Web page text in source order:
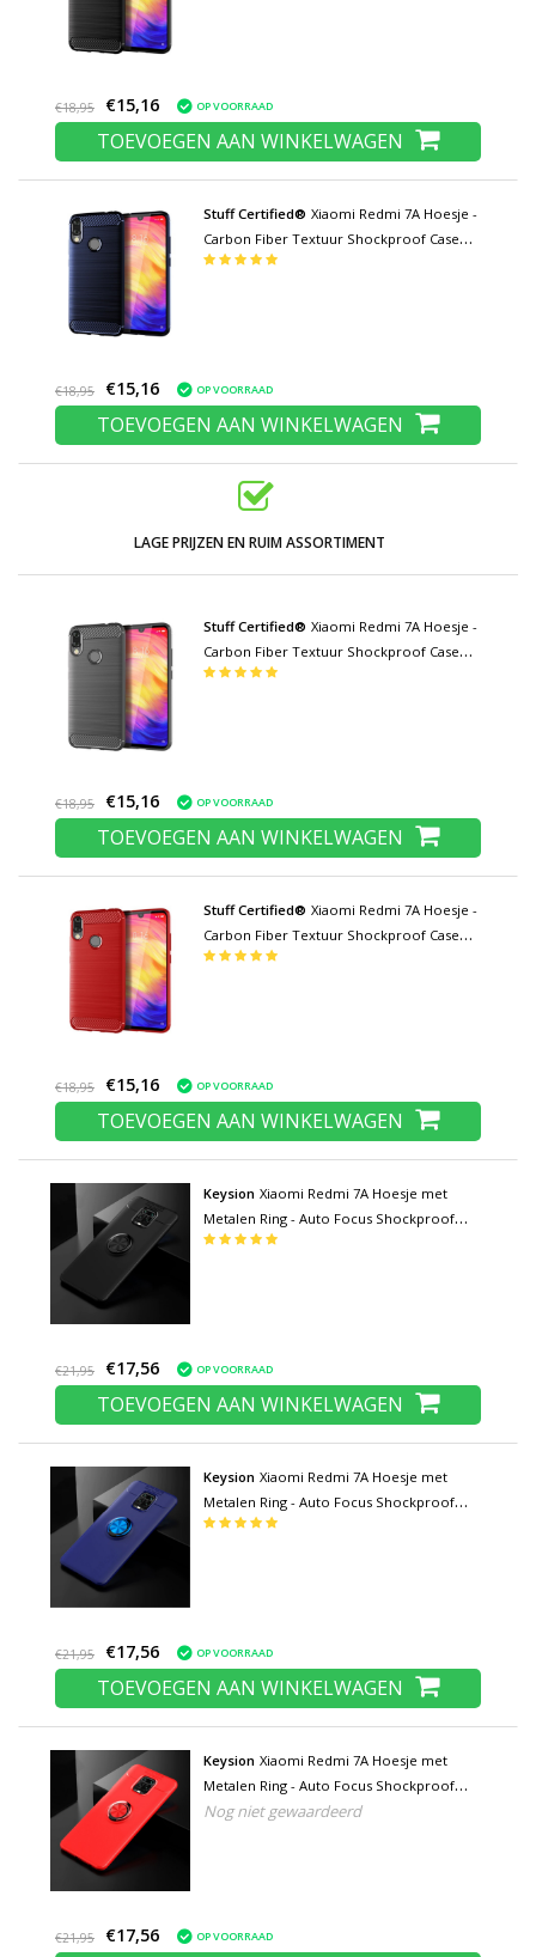
€18,95 €15,16 OP VOORRAAD
TOEVOEGEN AAN WINKELWAGEN
Stuff Certified® Xiaomi Redmi 7A Hoesje -
Carbon Fiber Textuur Shockproof Case
TPU Cover Blauw
€18,95 €15,16 OP VOORRAAD
TOEVOEGEN AAN WINKELWAGEN
LAGE PRIJZEN EN RUIM ASSORTIMENT
Stuff Certified® Xiaomi Redmi 7A Hoesje -
Carbon Fiber Textuur Shockproof Case
TPU Cover Grijs
€18,95 €15,16 OP VOORRAAD
TOEVOEGEN AAN WINKELWAGEN
Stuff Certified® Xiaomi Redmi 7A Hoesje -
Carbon Fiber Textuur Shockproof Case
TPU Cover Rood
€18,95 €15,16 OP VOORRAAD
TOEVOEGEN AAN WINKELWAGEN
Keysion Xiaomi Redmi 7A Hoesje met
Metalen Ring - Auto Focus Shockproof
Case Cover Cas TPU Zwart + Kickstand
€21,95 €17,56 OP VOORRAAD
TOEVOEGEN AAN WINKELWAGEN
Keysion Xiaomi Redmi 7A Hoesje met
Metalen Ring - Auto Focus Shockproof
Case Cover Cas TPU Blauw + Kickstand
€21,95 €17,56 OP VOORRAAD
TOEVOEGEN AAN WINKELWAGEN
Keysion Xiaomi Redmi 7A Hoesje met
Metalen Ring - Auto Focus Shockproof
Case Cover Cas TPU Rood + Kickstand
Nog niet gewaardeerd
€21,95 €17,56 OP VOORRAAD